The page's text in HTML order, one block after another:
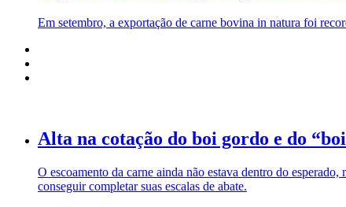
Em setembro, a exportação de carne bovina in natura foi
Alta na cotação do boi gordo e do
O escoamento da carne ainda não estava dentro do
conseguir completar suas escalas de abate.